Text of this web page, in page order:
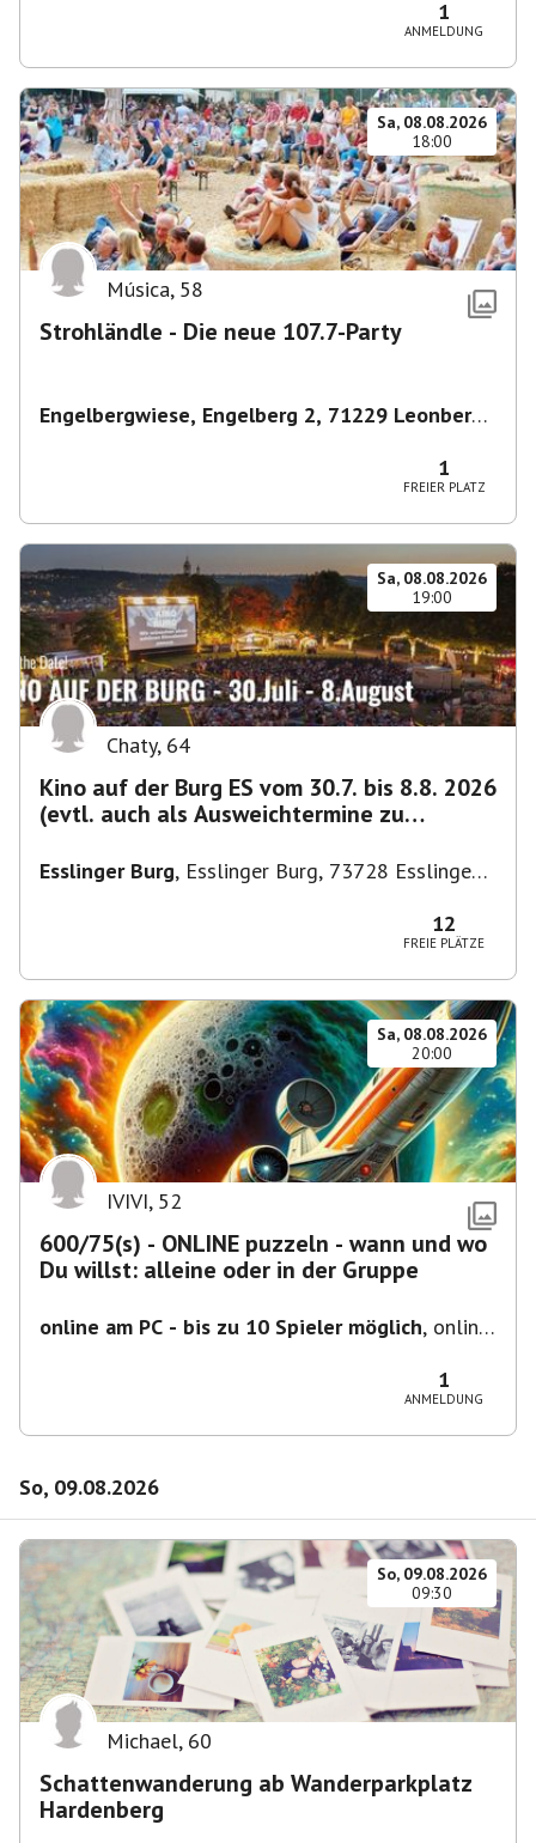
1
ANMELDUNG
Sa, 08.08.2026
18:00
Música, 58
Strohländle - Die neue 107.7-Party
Engelbergwiese, Engelberg 2, 71229 Leonberg,
1
FREIER PLATZ
Sa, 08.08.2026
19:00
Chaty, 64
Kino auf der Burg ES vom 30.7. bis 8.8. 2026
(evtl. auch als Ausweichtermine zu
Esslinger Burg, Esslinger Burg, 73728 Esslingen
12
FREIE PLÄTZE
Sa, 08.08.2026
20:00
IVIVI, 52
600/75(s) - ONLINE puzzeln - wann und wo
Du willst: alleine oder in der Gruppe
online am PC - bis zu 10 Spieler möglich, online
1
ANMELDUNG
So, 09.08.2026
So, 09.08.2026
09:30
Michael, 60
Schattenwanderung ab Wanderparkplatz
Hardenberg